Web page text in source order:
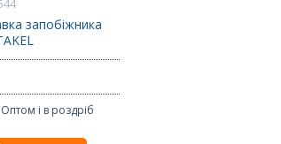
запобіжника
Оптом і в роздріб